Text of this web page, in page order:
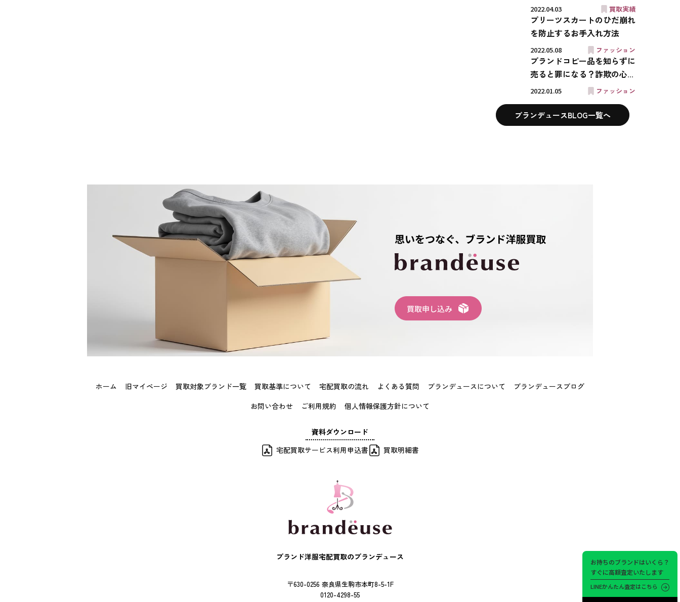
お持ちのブランドはいくら？
すぐに高額査定いたします
LINEかんたん査定はこちら
2022.04.03
買取実績
プリーツスカートのひだ崩れ
を防止するお手入れ方法
2022.05.08
ファッション
ブランドコピー品を知らずに
売ると罪になる？詐欺の心...
2022.01.05
ファッション
ブランデュースBLOG一覧へ
ホーム 旧マイページ 買取対象ブランド一覧 買取基準について 宅配買取の流れ よくある質問 ブランデュースについて
ブランデュースブログ
お問い合わせ
ご利用規約 個人情報保護方針について
資料ダウンロード
宅配買取サービス利用申込書
買取明細書
ブランド洋服宅配買取のブランデュース
〒630-0256 奈良県生駒市本町8-5-1F
0120-4298-55